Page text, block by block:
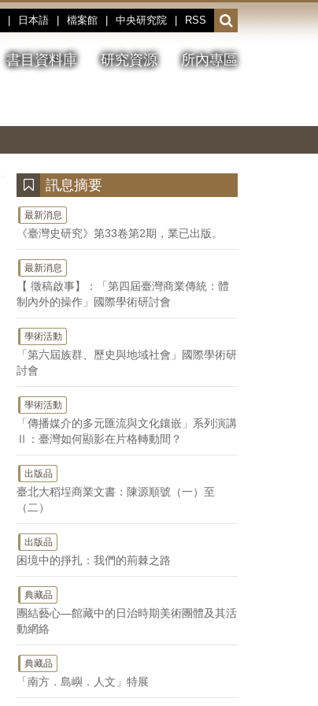
日本語 檔案館 中央研究院 RSS
開
啟
或
收
書目資料庫 研究資源 所內專區
停、
圖
圖
結
訊息摘要
最新消息
《臺灣史研究》第33卷第2期，業已出版。
最新消息
【 徵稿啟事】：「第四屆臺灣商業傳統：體
制內外的操作」國際學術研討會
學術活動
「第六屆族群、歷史與地域社會」國際學術研
討會
學術活動
「傳播媒介的多元匯流與文化鑲嵌」系列演講
Ⅱ：臺灣如何顯影在片格轉動間？
出版品
臺北大稻埕商業文書：陳源順號（一）至
（二）
出版品
困境中的掙扎：我們的荊棘之路
典藏品
團結藝心—館藏中的日治時期美術團體及其活
動網絡
典藏品
「南方．島嶼．人文」特展